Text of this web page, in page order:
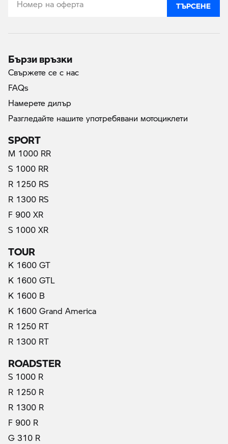
ТЪРСЕНЕ
Бързи връзки
Свържете се с нас
FAQs
Намерете дилър
Разгледайте нашите употребявани мотоциклети
SPORT
M 1000 RR
S 1000 RR
R 1250 RS
R 1300 RS
F 900 XR
S 1000 XR
TOUR
K 1600 GT
K 1600 GTL
K 1600 B
K 1600 Grand America
R 1250 RT
R 1300 RT
ROADSTER
S 1000 R
R 1250 R
R 1300 R
F 900 R
G 310 R